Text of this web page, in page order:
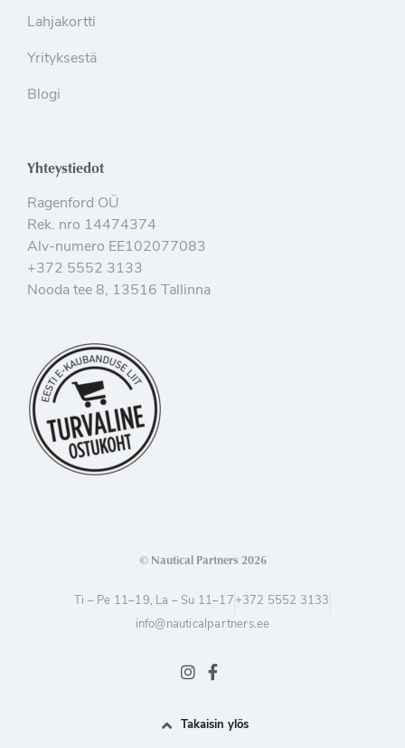
Lahjakortti
Yrityksestä
Blogi
Yhteystiedot
Ragenford OÜ
Rek. nro 14474374
Alv-numero EE102077083
+372 5552 3133
Nooda tee 8, 13516 Tallinna
© Nautical Partners 2026
Ti – Pe 11–19, La – Su 11–17+372 5552 3133
info@nauticalpartners.ee
Takaisin ylös